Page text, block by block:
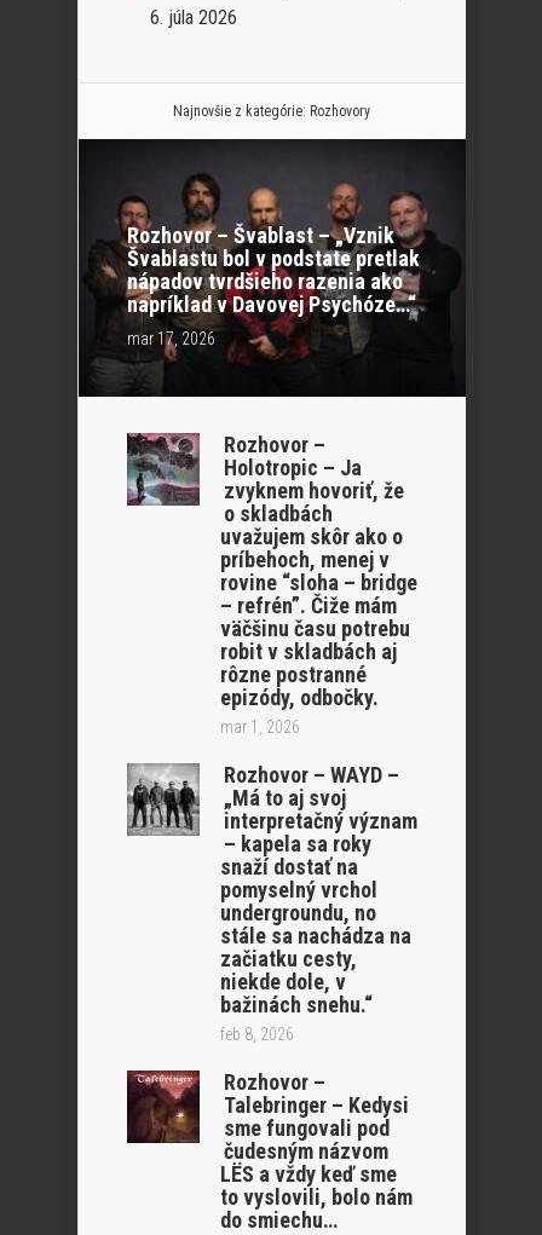
6. júla 2026
Najnovšie z kategórie: Rozhovory
Rozhovor – Švablast – „Vznik
Švablastu bol v podstate pretlak
nápadov tvrdšieho razenia ako
napríklad v Davovej Psychóze…“
mar 17, 2026
Rozhovor –
Holotropic – Ja
zvyknem hovoriť, že
o skladbách
uvažujem skôr ako o
príbehoch, menej v
rovine “sloha – bridge
– refrén”. Čiže mám
väčšinu času potrebu
robit v skladbách aj
rôzne postranné
epizódy, odbočky.
mar 1, 2026
Rozhovor – WAYD –
„Má to aj svoj
interpretačný význam
– kapela sa roky
snaží dostať na
pomyselný vrchol
undergroundu, no
stále sa nachádza na
začiatku cesty,
niekde dole, v
bažinách snehu.“
feb 8, 2026
Rozhovor –
Talebringer – Kedysi
sme fungovali pod
čudesným názvom
LËS a vždy keď sme
to vyslovili, bolo nám
do smiechu…